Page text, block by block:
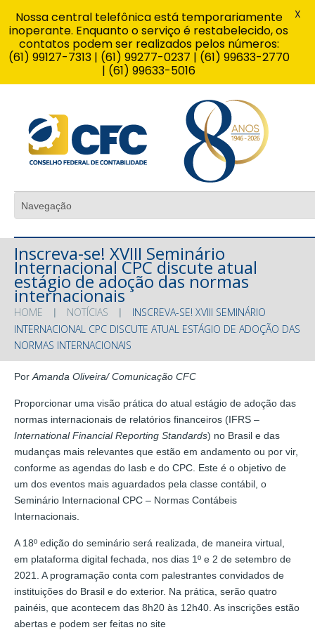
Inscreva-se! XVIII Seminário
Internacional CPC discute atual
estágio de adoção das normas
internacionais
HOME NOTÍCIAS
INSCREVA-SE! XVIII SEMINÁRIO
INTERNACIONAL CPC DISCUTE ATUAL ESTÁGIO DE ADOÇÃO DAS
NORMAS INTERNACIONAIS
Por Amanda Oliveira/ Comunicação CFC
Proporcionar uma visão prática do atual estágio de adoção das
normas internacionais de relatórios financeiros (IFRS –
International Financial Reporting Standards) no Brasil e das
mudanças mais relevantes que estão em andamento ou por vir,
conforme as agendas do Iasb e do CPC. Este é o objetivo de
um dos eventos mais aguardados pela classe contábil, o
Seminário Internacional CPC – Normas Contábeis
Internacionais.
A 18º edição do seminário será realizada, de maneira virtual,
em plataforma digital fechada, nos dias 1º e 2 de setembro de
2021. A programação conta com palestrantes convidados de
instituições do Brasil e do exterior. Na prática, serão quatro
painéis, que acontecem das 8h20 às 12h40. As inscrições estão
abertas e podem ser feitas no site
Nossa central telefônica está temporariamente
inoperante. Enquanto o serviço é restabelecido, os
contatos podem ser realizados pelos números:
(61) 99127-7313 | (61) 99277-0237 | (61) 99633-2770
| (61) 99633-5016
X